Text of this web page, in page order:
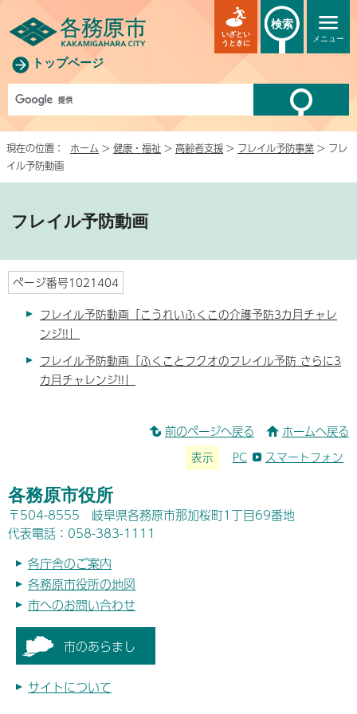
トップページ
メニュー
いざとい
うときに
検索
現在の位置： ホーム > 健康・福祉 > 高齢者支援 > フレイル予防事業 > フレ
イル予防動画
フレイル予防動画
ページ番号1021404
フレイル予防動画「こうれいふくこの介護予防3カ月チャレ
ンジ!!」
フレイル予防動画「ふくことフクオのフレイル予防 さらに3
カ月チャレンジ!!」
前のページへ戻る ホームへ戻る
表示 PC スマートフォン
各務原市役所
〒504-8555 岐阜県各務原市那加桜町1丁目69番地
代表電話：058-383-1111
各庁舎のご案内
各務原市役所の地図
市へのお問い合わせ
市のあらまし
サイトについて